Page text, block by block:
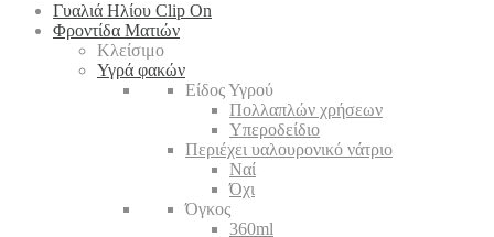
Γυαλιά Ηλίου Clip On
Φροντίδα Ματιών
Κλείσιμο
Υγρά φακών
Είδος Υγρού
Πολλαπλών χρήσεων
Υπεροδείδιο
Περιέχει υαλουρονικό νάτριο
Ναί
Όχι
Όγκος
360ml